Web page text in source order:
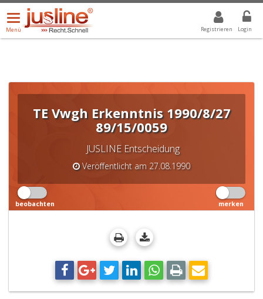
Registrieren Login
Menü
öffnen/schließen
Menü
ALLE DROPDOWN: GEWÄHLTER WERT IST ALLE
TE Vwgh Erkenntnis 1990/8/27
89/15/0059
JUSLINE Entscheidung
Veröffentlicht am 27.08.1990
beobachten merken